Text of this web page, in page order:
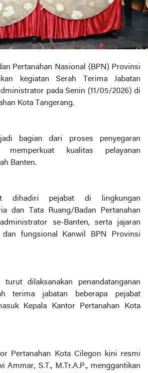
Pertanahan Nasional (BPN) Provinsi
kegiatan Serah Terima Jabatan
pada Senin (11/05/2026) di
Kota Tangerang.
bagian dari proses penyegaran
memperkuat kualitas pelayanan
Banten.
dihadiri pejabat di lingkungan
dan Tata Ruang/Badan Pertanahan
se-Banten, serta jajaran
dan fungsional Kanwil BPN Provinsi
dilaksanakan penandatanganan
terima jabatan beberapa pejabat
Kepala Kantor Pertanahan Kota
Pertanahan Kota Cilegon kini resmi
Ammar, S.T., M.Tr.A.P., menggantikan